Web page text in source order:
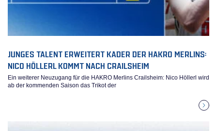
JUNGES TALENT ERWEITERT KADER DER HAKRO MERLINS:
NICO HÖLLERL KOMMT NACH CRAILSHEIM
Ein weiterer Neuzugang für die HAKRO Merlins Crailsheim: Nico Höllerl wird
ab der kommenden Saison das Trikot der